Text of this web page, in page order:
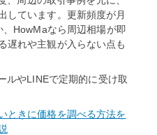
しています。更新頻度が月
HowMaなら周辺相場が即
遅れや主観が入らない点も
ルやLINEで定期的に受け取
ときに価格を調べる方法を